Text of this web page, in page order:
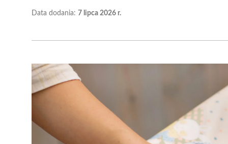
Data dodania: 7 lipca 2026 r.